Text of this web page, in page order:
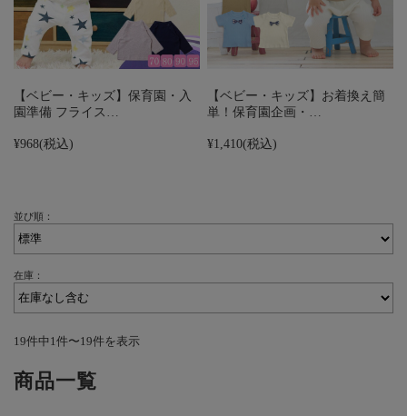
【ベビー・キッズ】保育園・入
園準備 フライス…
¥968(税込)
【ベビー・キッズ】お着換え簡
単！保育園企画・…
¥1,410(税込)
並び順：
在庫：
19件中1件〜19件を表示
商品一覧